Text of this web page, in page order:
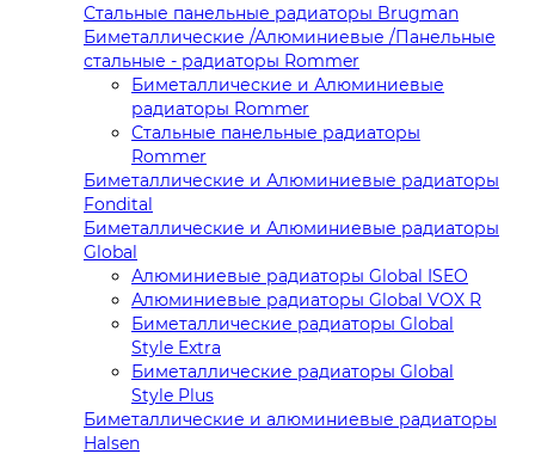
Стальные панельные радиаторы Brugman
Биметаллические /Алюминиевые /Панельные
стальные - радиаторы Rommer
Биметаллические и Алюминиевые
радиаторы Rommer
Стальные панельные радиаторы
Rommer
Биметаллические и Алюминиевые радиаторы
Fondital
Биметаллические и Алюминиевые радиаторы
Global
Алюминиевые радиаторы Global ISEO
Алюминиевые радиаторы Global VOX R
Биметаллические радиаторы Global
Style Extra
Биметаллические радиаторы Global
Style Plus
Биметаллические и алюминиевые радиаторы
Halsen